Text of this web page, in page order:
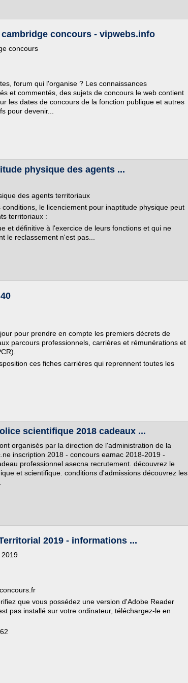
concours - vipwebs.info
concours
forum qui l'organise ? Les connaissances
et commentés, des sujets de concours le web contient
les dates de concours de la fonction publique et autres
pour devenir...
physique des agents ...
des agents territoriaux
le licenciement pour inaptitude physique peut
territoriaux :
et définitive à l'exercice de leurs fonctions et qui ne
le reclassement n'est pas...
pour prendre en compte les premiers décrets de
parcours professionnels, carrières et rémunérations et
ces fiches carrières qui reprennent toutes les
scientifique 2018 cadeaux ...
organisés par la direction de l'administration de la
inscription 2018 - concours eamac 2018-2019 -
professionnel asecna recrutement. découvrez le
et scientifique. conditions d'admissions découvrez les
2019 - informations ...
2019
que vous possédez une version d'Adobe Reader
pas installé sur votre ordinateur, téléchargez-le en